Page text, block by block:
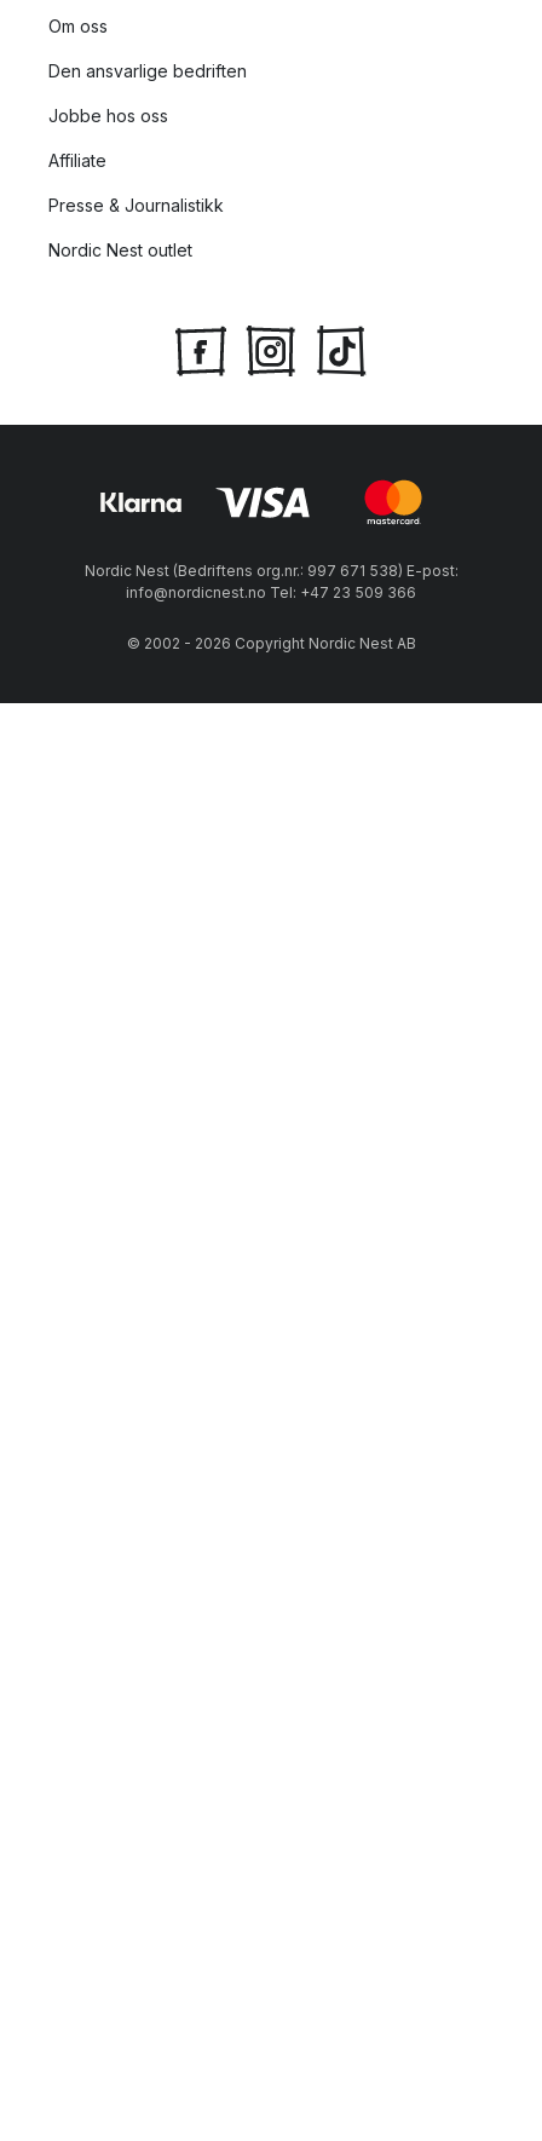
Om oss
Den ansvarlige bedriften
Jobbe hos oss
Affiliate
Presse & Journalistikk
Nordic Nest outlet
Nordic Nest (Bedriftens org.nr.: 997 671 538) E-post:
info@nordicnest.no Tel: +47 23 509 366
© 2002 - 2026 Copyright Nordic Nest AB